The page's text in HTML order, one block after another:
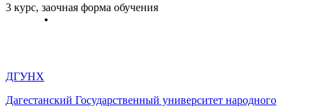
3 курс, заочная форма обучения
ДГУНХ
Дагестанский Государственный университет народного